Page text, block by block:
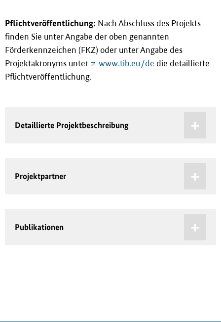
Pflichtveröffentlichung: Nach Abschluss des Projekts
finden Sie unter Angabe der oben genannten
Förderkennzeichen (FKZ) oder unter Angabe des
Projektakronyms unter
www.tib.eu/de die detaillierte
Pflichtveröffentlichung.
Detaillierte Projektbeschreibung
Projektpartner
Publikationen